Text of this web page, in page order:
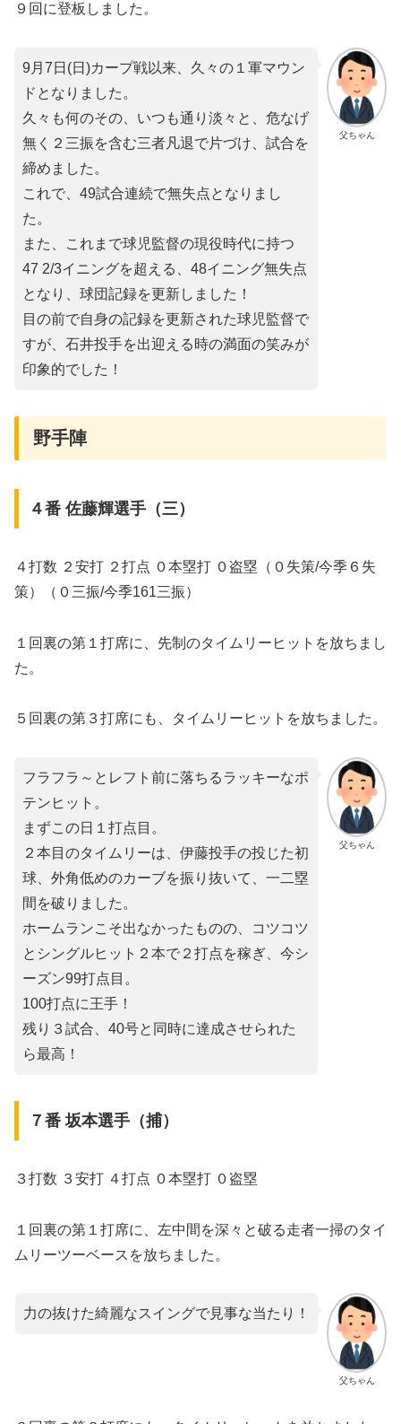
９回に登板しました。
父ちゃん
9月7日(日)カープ戦以来、久々の１軍マウン
ドとなりました。
久々も何のその、いつも通り淡々と、危なげ
無く２三振を含む三者凡退で片づけ、試合を
締めました。
これで、49試合連続で無失点となりまし
た。
また、これまで球児監督の現役時代に持つ
47 2/3イニングを超える、48イニング無失点
となり、球団記録を更新しました！
目の前で自身の記録を更新された球児監督で
すが、石井投手を出迎える時の満面の笑みが
印象的でした！
野手陣
４番 佐藤輝選手（三）
４打数 ２安打 ２打点 ０本塁打 ０盗塁（０失策/今季６失
策）（０三振/今季161三振）
１回裏の第１打席に、先制のタイムリーヒットを放ちまし
た。
５回裏の第３打席にも、タイムリーヒットを放ちました。
父ちゃん
フラフラ～とレフト前に落ちるラッキーなポ
テンヒット。
まずこの日１打点目。
２本目のタイムリーは、伊藤投手の投じた初
球、外角低めのカーブを振り抜いて、一二塁
間を破りました。
ホームランこそ出なかったものの、コツコツ
とシングルヒット２本で２打点を稼ぎ、今シ
ーズン99打点目。
100打点に王手！
残り３試合、40号と同時に達成させられた
ら最高！
７番 坂本選手（捕）
３打数 ３安打 ４打点 ０本塁打 ０盗塁
１回裏の第１打席に、左中間を深々と破る走者一掃のタイ
ムリーツーベースを放ちました。
父ちゃん
力の抜けた綺麗なスイングで見事な当たり！